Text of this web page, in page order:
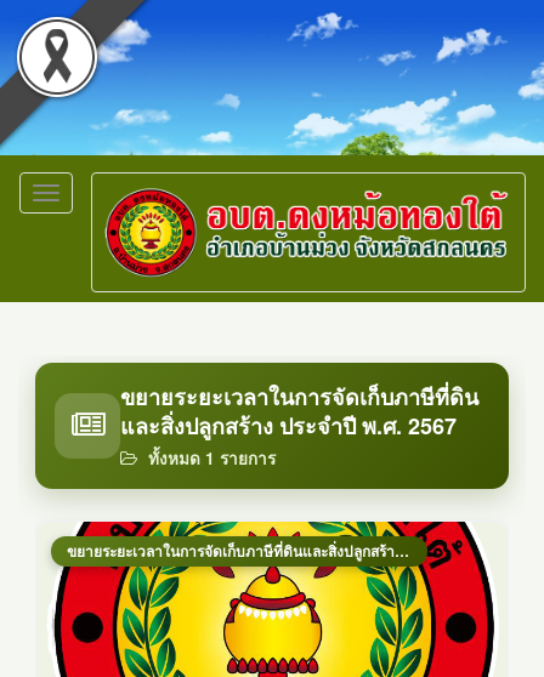
Toggle
navigation
ขยายระยะเวลาในการจัดเก็บภาษีที่ดิน
และสิ่งปลูกสร้าง ประจำปี พ.ศ. 2567
ทั้งหมด 1 รายการ
ขยายระยะเวลาในการจัดเก็บภาษีที่ดินและสิ่งปลูกสร้าง ประจำปี พ.ศ. 2567